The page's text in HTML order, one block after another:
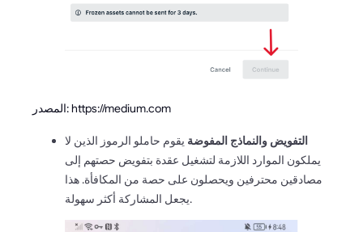
المصدر: https://medium.com
التفويض والنماذج المفوضة يقوم حاملو الرموز الذين لا
يملكون الموارد اللازمة لتشغيل عقدة بتفويض حصتهم إلى
مصادقين محترفين ويحصلون على حصة من المكافأة. هذا
يجعل المشاركة أكثر سهولة.